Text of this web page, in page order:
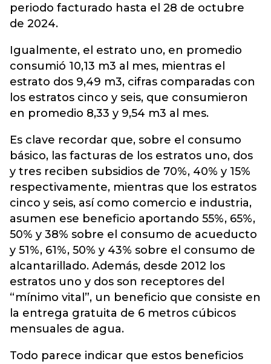
periodo facturado hasta el 28 de octubre
de 2024.
Igualmente, el estrato uno, en promedio
consumió 10,13 m3 al mes, mientras el
estrato dos 9,49 m3, cifras comparadas con
los estratos cinco y seis, que consumieron
en promedio 8,33 y 9,54 m3 al mes.
Es clave recordar que, sobre el consumo
básico, las facturas de los estratos uno, dos
y tres reciben subsidios de 70%, 40% y 15%
respectivamente, mientras que los estratos
cinco y seis, así como comercio e industria,
asumen ese beneficio aportando 55%, 65%,
50% y 38% sobre el consumo de acueducto
y 51%, 61%, 50% y 43% sobre el consumo de
alcantarillado. Además, desde 2012 los
estratos uno y dos son receptores del
“mínimo vital”, un beneficio que consiste en
la entrega gratuita de 6 metros cúbicos
mensuales de agua.
Todo parece indicar que estos beneficios